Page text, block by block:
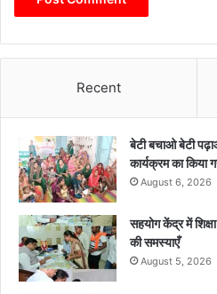
Recent
बेटी बचाओ बेटी
कार्यक्रम का किया
August 6, 2026
सहयोग केंद्र में
की समस्याएँ
August 5, 2026